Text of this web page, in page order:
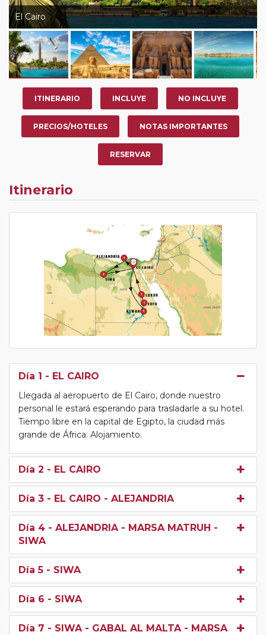
El Cairo
ITINERARIO INCLUYE NO INCLUYE
PRECIOS/HOTELES NOTAS IMPORTANTES
RESERVAR
Itinerario
Día 1 - EL CAIRO
Llegada al aeropuerto de El Cairo, donde nuestro
personal le estará esperando para trasladarle a su hotel.
Tiempo libre en la capital de Egipto, la ciudad más
grande de África. Alojamiento.
Día 2 - EL CAIRO
Día 3 - EL CAIRO - ALEJANDRIA
Día 4 - ALEJANDRIA - MARSA MATRUH -
SIWA
Día 5 - SIWA
Día 6 - SIWA
Día 7 - SIWA - GABAL AL MALTA - MARSA